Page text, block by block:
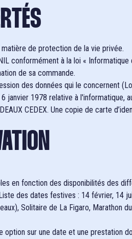
de protection de la vie privée.
conformément à la loi «
de sa commande.
des données qui le concernent
janvier 1978 relative à
CEDEX. Une copie de carte
en fonction des disponibilités des
des dates festives : 14 février,
Solitaire de La Figaro, Marathon
sur une date et une prestation